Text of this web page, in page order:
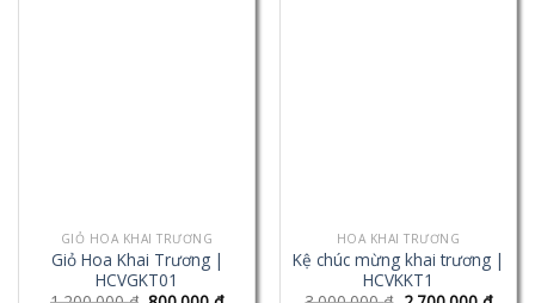
GIỎ HOA KHAI TRƯƠNG
Giỏ Hoa Khai Trương |
HCVGKT01
HOA KHAI TRƯƠNG
Kệ chúc mừng khai trương |
HCVKKT1